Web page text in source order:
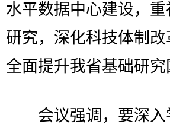
水平数据中心建设，
研究，深化科技体制
全面提升我省基础研
会议强调，要深入